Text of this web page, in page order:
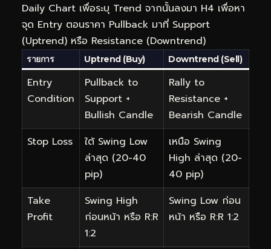
Daily Chart เพื่อระบุ Trend จากนั้นลงมา H4 เพื่อหา
จุด Entry ตอนราคา Pullback มาที่ Support
(Uptrend) หรือ Resistance (Downtrend)
รายการ Uptrend (Buy) Downtrend (Sell)
Entry
Condition
Pullback to
Support +
Bullish Candle
Rally to
Resistance +
Bearish Candle
Stop Loss
ใต้ Swing Low
ล่าสุด (20-40
pip)
เหนือ Swing
High ล่าสุด (20-
40 pip)
Take
Profit
Swing High
ก่อนหน้า หรือ R:R
1:2
Swing Low ก่อน
หน้า หรือ R:R 1:2